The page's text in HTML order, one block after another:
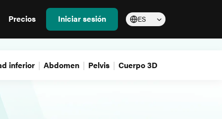
Precios Iniciar sesión ES
inferior Abdomen Pelvis Cuerpo 3D